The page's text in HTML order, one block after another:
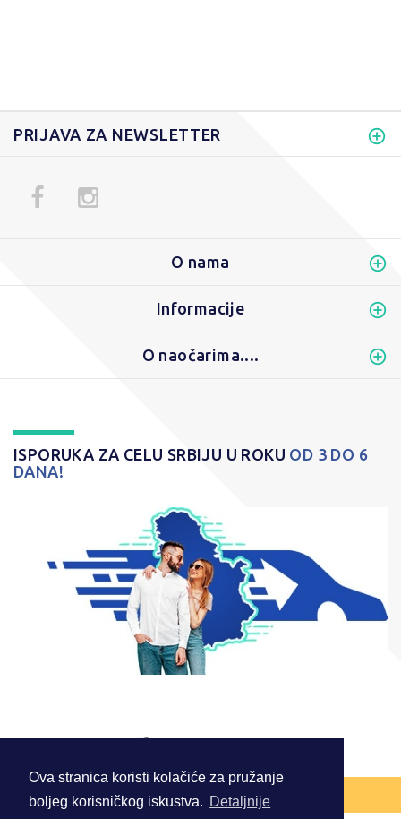
Ova stranica koristi kolačiće za pružanje
boljeg korisničkog iskustva. Detaljnije
PRIJAVA ZA NEWSLETTER
O nama
Informacije
O naočarima....
ISPORUKA ZA CELU SRBIJU U ROKU OD 3 DO 6
DANA!
NAZAD NA VRH